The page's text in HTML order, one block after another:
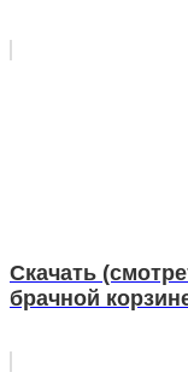
Скачать
брачной